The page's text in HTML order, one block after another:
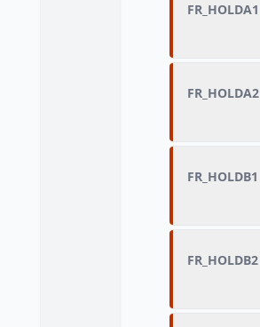
FR_HOLDA1
FR_HOLDA2
FR_HOLDB1
FR_HOLDB2